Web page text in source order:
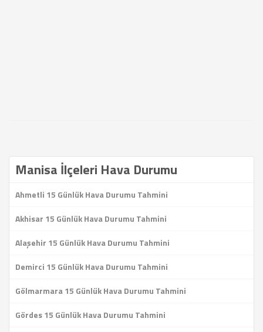
Manisa İlçeleri Hava Durumu
Ahmetli 15 Günlük Hava Durumu Tahmini
Akhisar 15 Günlük Hava Durumu Tahmini
Alaşehir 15 Günlük Hava Durumu Tahmini
Demirci 15 Günlük Hava Durumu Tahmini
Gölmarmara 15 Günlük Hava Durumu Tahmini
Gördes 15 Günlük Hava Durumu Tahmini